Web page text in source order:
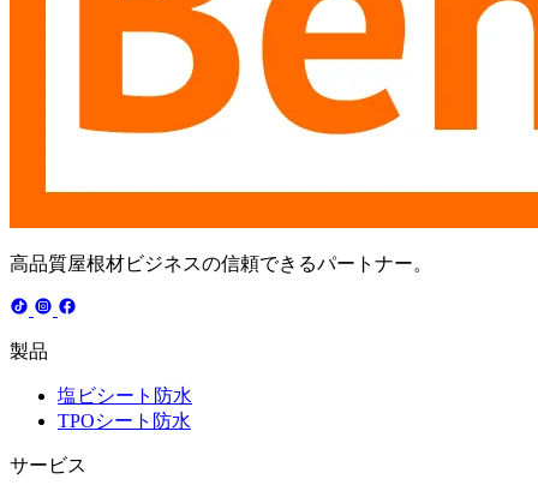
高品質屋根材ビジネスの信頼できるパートナー。
製品
塩ビシート防水
TPOシート防水
サービス